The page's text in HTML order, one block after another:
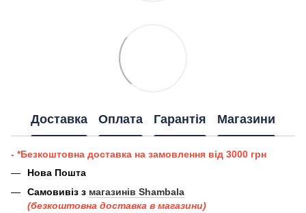
Доставка Оплата Гарантія Магазини
- *Безкоштовна доставка на замовлення від 3000 грн
Нова Пошта
Самовивіз з магазинів Shambala
(безкоштовна доставка в магазини)